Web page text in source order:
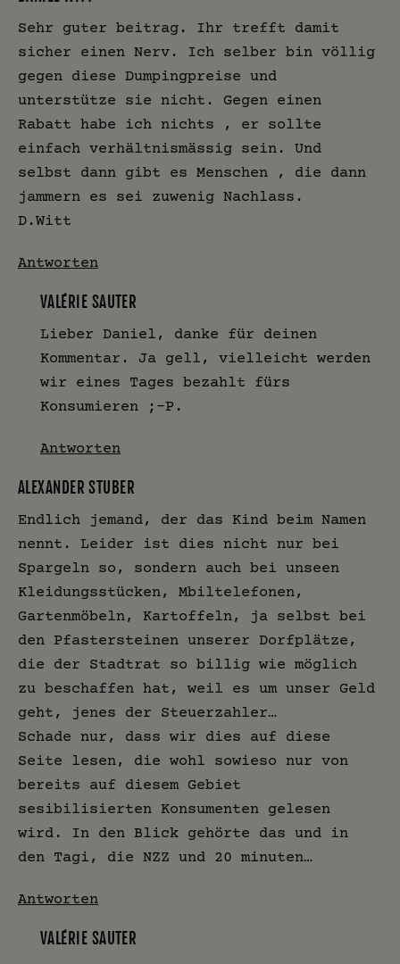
Sehr guter beitrag. Ihr trefft damit
sicher einen Nerv. Ich selber bin völlig
gegen diese Dumpingpreise und
unterstütze sie nicht. Gegen einen
Rabatt habe ich nichts , er sollte
einfach verhältnismässig sein. Und
selbst dann gibt es Menschen , die dann
jammern es sei zuwenig Nachlass.
D.Witt
Antworten
VALÉRIE SAUTER
Lieber Daniel, danke für deinen
Kommentar. Ja gell, vielleicht werden
wir eines Tages bezahlt fürs
Konsumieren ;-P.
Antworten
ALEXANDER STUBER
Endlich jemand, der das Kind beim Namen
nennt. Leider ist dies nicht nur bei
Spargeln so, sondern auch bei unseen
Kleidungsstücken, Mbiltelefonen,
Gartenmöbeln, Kartoffeln, ja selbst bei
den Pfastersteinen unserer Dorfplätze,
die der Stadtrat so billig wie möglich
zu beschaffen hat, weil es um unser Geld
geht, jenes der Steuerzahler…
Schade nur, dass wir dies auf diese
Seite lesen, die wohl sowieso nur von
bereits auf diesem Gebiet
sesibilisierten Konsumenten gelesen
wird. In den Blick gehörte das und in
den Tagi, die NZZ und 20 minuten…
Antworten
VALÉRIE SAUTER